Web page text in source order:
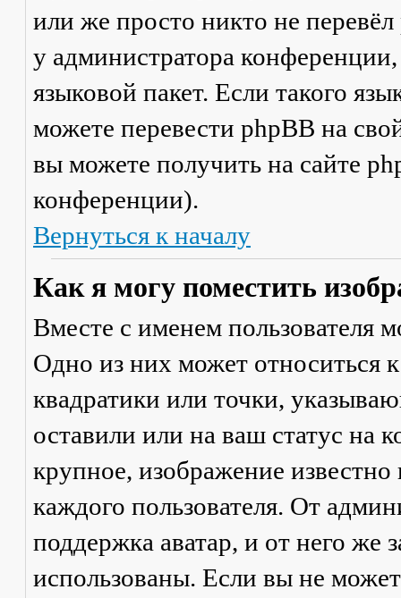
или же просто никто не
у администратора
языковой пакет. Если такого
можете перевести phpBB на
вы можете получить на сайте
конференции).
Вернуться к началу
Как я могу поместить
Вместе с именем пользователя
Одно из них может относиться
квадратики или точки,
оставили или на ваш статус на
крупное, изображение
каждого пользователя. От
поддержка аватар, и от него же
использованы. Если вы не